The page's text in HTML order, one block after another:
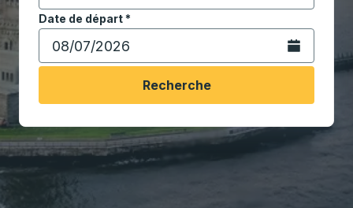
Date de départ*
Tapez la date au format date Barre oblique du mois à
Ouvrez le
Recherche
Voyager en toute simplicité avec